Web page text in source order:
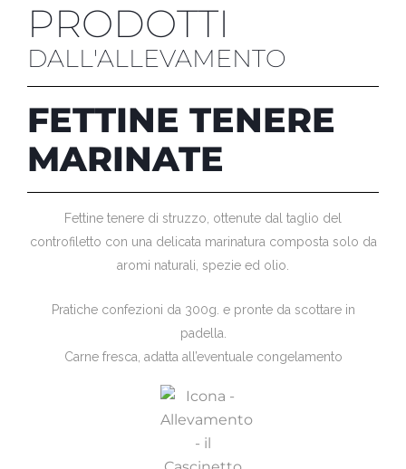
PRODOTTI
DALL'ALLEVAMENTO
FETTINE TENERE
MARINATE
Fettine tenere di struzzo, ottenute dal taglio del
controfiletto con una delicata marinatura composta solo da
aromi naturali, spezie ed olio.
Pratiche confezioni da 300g. e pronte da scottare in
padella.
Carne fresca, adatta all’eventuale congelamento